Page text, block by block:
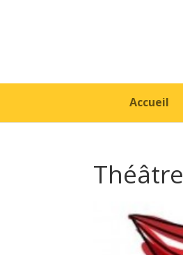
Accueil
Théâtre